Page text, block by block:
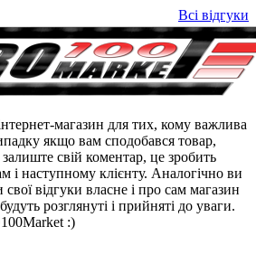
Всі відгуки
магазин для тих, кому важлива
якщо вам сподобався товар,
залиште свій коментар, це зробить
і наступному клієнту. Аналогічно ви
відгуки власне і про сам магазин
розглянуті і прийняті до уваги.
:)